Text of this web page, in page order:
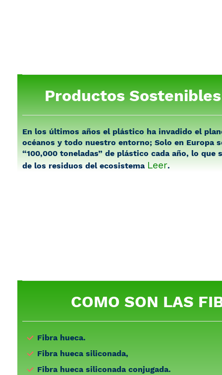
Productos
En los últimos años el plástico ha invadido el
océanos y todo nuestro entorno; Solo en Europa
“100,000 toneladas” de plástico cada año, lo que
de los residuos del ecosistema Leer.
COMO SON LAS
Fibra hueca.
Fibra hueca siliconada,
Fibra hueca siliconada conjugada.